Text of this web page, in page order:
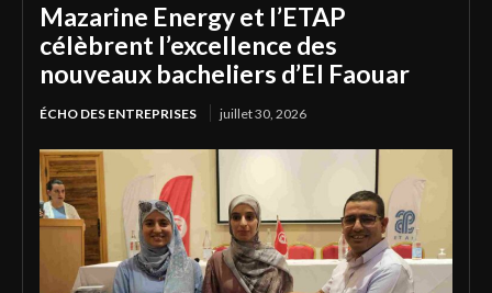
Mazarine Energy et l’ETAP
célèbrent l’excellence des
nouveaux bacheliers d’El Faouar
ÉCHO DES ENTREPRISES juillet 30, 2026